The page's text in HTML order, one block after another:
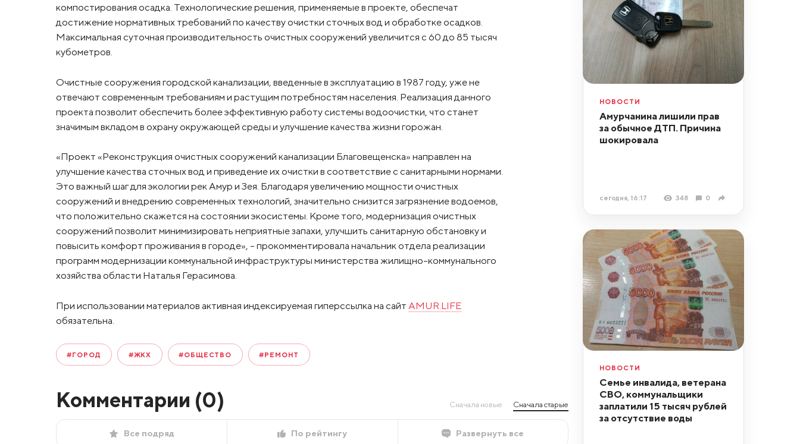
компостирования осадка. Технологические решения, применяемые в проекте, обеспечат
достижение нормативных требований по качеству очистки сточных вод и обработке осадков.
Максимальная суточная производительность очистных сооружений увеличится с 60 до 85 тысяч
кубометров.
Очистные сооружения городской канализации, введенные в эксплуатацию в 1987 году, уже не
отвечают современным требованиям и растущим потребностям населения. Реализация данного
проекта позволит обеспечить более эффективную работу системы водоочистки, что станет
значимым вкладом в охрану окружающей среды и улучшение качества жизни горожан.
«Проект «Реконструкция очистных сооружений канализации Благовещенска» направлен на
улучшение качества сточных вод и приведение их очистки в соответствие с санитарными нормами.
Это важный шаг для экологии рек Амур и Зея. Благодаря увеличению мощности очистных
сооружений и внедрению современных технологий, значительно снизится загрязнение водоемов,
что положительно скажется на состоянии экосистемы. Кроме того, модернизация очистных
сооружений позволит минимизировать неприятные запахи, улучшить санитарную обстановку и
повысить комфорт проживания в городе», – прокомментировала начальник отдела реализации
программ модернизации коммунальной инфраструктуры министерства жилищно-коммунального
хозяйства области Наталья Герасимова.
При использовании материалов активная индексируемая гиперссылка на сайт AMUR.LIFE
обязательна.
#ГОРОД #ЖКХ #ОБЩЕСТВО #РЕМОНТ
Комментарии (0) Сначала новые Сначала старые
Все подряд По рейтингу Развернуть все
НОВОСТИ
Амурчанина лишили прав
за обычное ДТП. Причина
шокировала
сегодня, 16:17 348 0
НОВОСТИ
Семье инвалида, ветерана
СВО, коммунальщики
заплатили 15 тысяч рублей
за отсутствие воды